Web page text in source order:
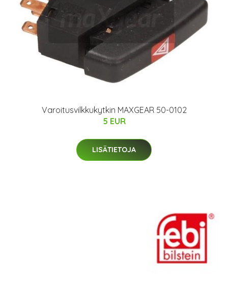
Varoitusvilkkukytkin MAXGEAR 50-0102
5 EUR
LISÄTIETOJA